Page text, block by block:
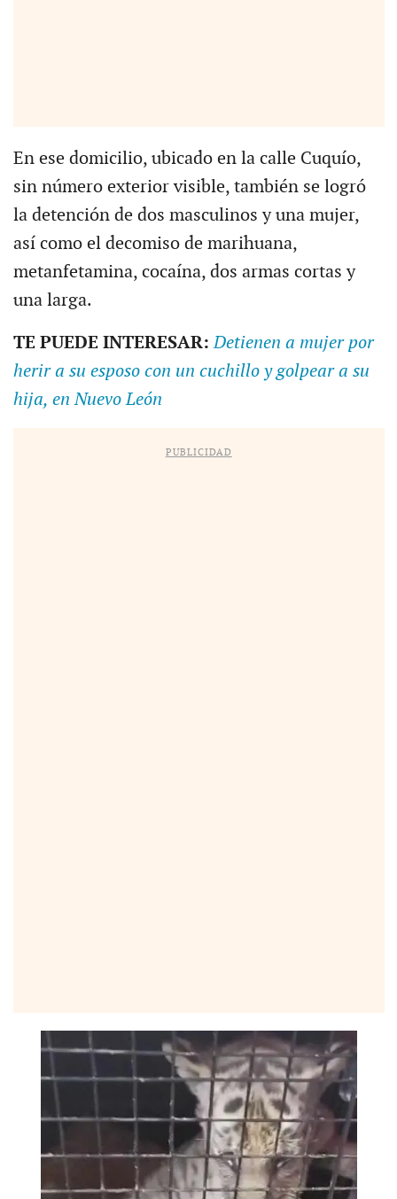
En ese domicilio, ubicado en la calle Cuquío,
sin número exterior visible, también se logró
la detención de dos masculinos y una mujer,
así como el decomiso de marihuana,
metanfetamina, cocaína, dos armas cortas y
una larga.
TE PUEDE INTERESAR:Detienen a mujer por
herir a su esposo con un cuchillo y golpear a su
hija, en Nuevo León
PUBLICIDAD